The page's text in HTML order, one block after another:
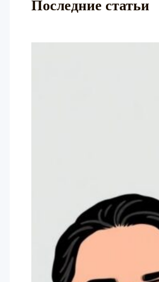
Последние статьи